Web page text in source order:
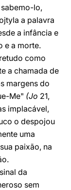
lo,
a palavra
a infância e
e a morte.
como
a chamada de
margens do
Me" (Jo 21,
implacável,
o despojou
uma
paixão, na
da
sem